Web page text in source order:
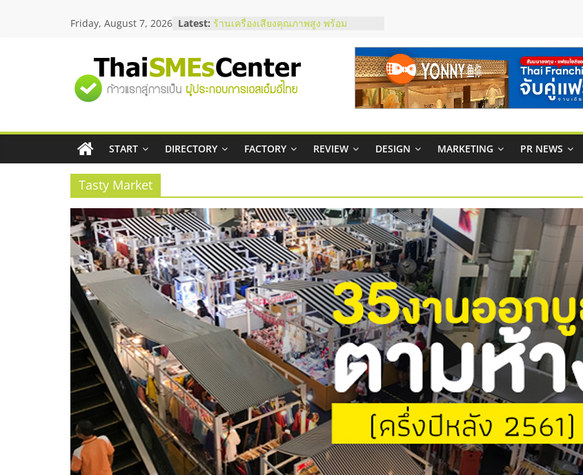
Friday, August 7, 2026 Latest: ThaiFranchise Meet Up จับคู่แฟรน
โซลูชันระบบภาพและเสียง
บริษัท Cybersecurity ในไทยที่ไหนดี?
วิธีเลือกผู้ให้บริการให้คุ้มค่าและตอบ
เริ่มยังไงให้ผ่านฉลุย
สัมมนาออนไลน์ โอกาสบริหารสถานี
บริการน้ำมัน Shell
"ศูนย์
รวม
ข้อมูล
ธุรกิจ
SME
แห่ง
ประเทศไทย,
ThaiSMEsCenter,
รวม
ธุรกิจ
START DIRECTORY FACTORY REVIEW DESIGN MARKETING PR NEWS
Tasty Market